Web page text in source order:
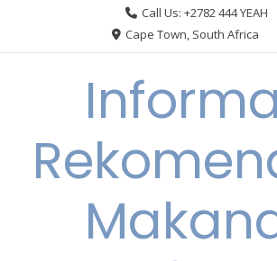
Call Us: +2782 444 YEAH
Cape Town, South Africa